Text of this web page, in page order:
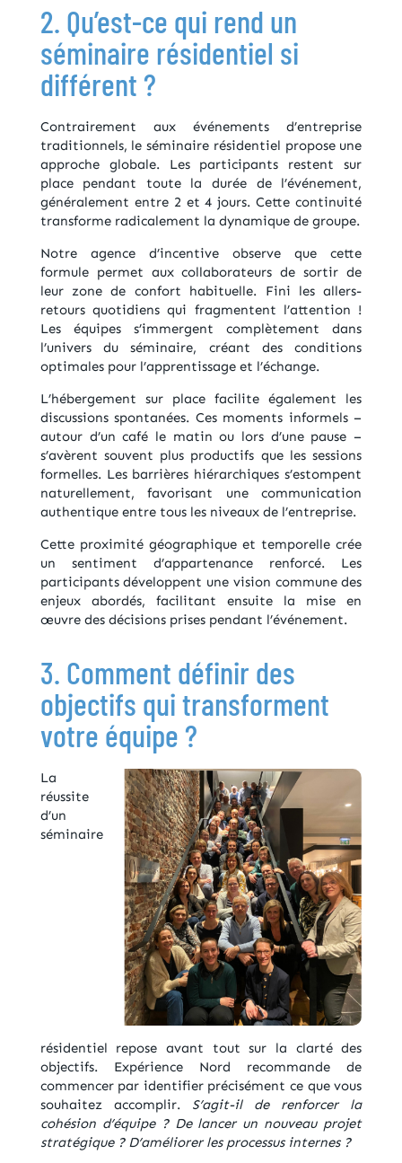
2. Qu’est-ce qui rend un
séminaire résidentiel si
différent ?
Contrairement aux événements d’entreprise
traditionnels, le séminaire résidentiel propose une
approche globale. Les participants restent sur
place pendant toute la durée de l’événement,
généralement entre 2 et 4 jours. Cette continuité
transforme radicalement la dynamique de groupe.
Notre agence d’incentive observe que cette
formule permet aux collaborateurs de sortir de
leur zone de confort habituelle. Fini les allers-
retours quotidiens qui fragmentent l’attention !
Les équipes s’immergent complètement dans
l’univers du séminaire, créant des conditions
optimales pour l’apprentissage et l’échange.
L’hébergement sur place facilite également les
discussions spontanées. Ces moments informels –
autour d’un café le matin ou lors d’une pause –
s’avèrent souvent plus productifs que les sessions
formelles. Les barrières hiérarchiques s’estompent
naturellement, favorisant une communication
authentique entre tous les niveaux de l’entreprise.
Cette proximité géographique et temporelle crée
un sentiment d’appartenance renforcé. Les
participants développent une vision commune des
enjeux abordés, facilitant ensuite la mise en
œuvre des décisions prises pendant l’événement.
3. Comment définir des
objectifs qui transforment
votre équipe ?
La
réussite
d’un
séminaire
résidentiel repose avant tout sur la clarté des
objectifs. Expérience Nord recommande de
commencer par identifier précisément ce que vous
souhaitez accomplir. S’agit-il de renforcer la
cohésion d’équipe ? De lancer un nouveau projet
stratégique ? D’améliorer les processus internes ?